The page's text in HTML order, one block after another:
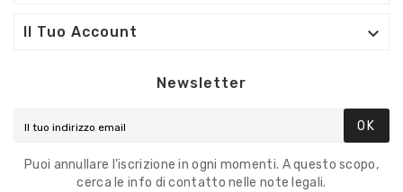
Il Tuo Account 
Newsletter
OK
Puoi annullare l'iscrizione in ogni momenti. A questo scopo,
cerca le info di contatto nelle note legali.